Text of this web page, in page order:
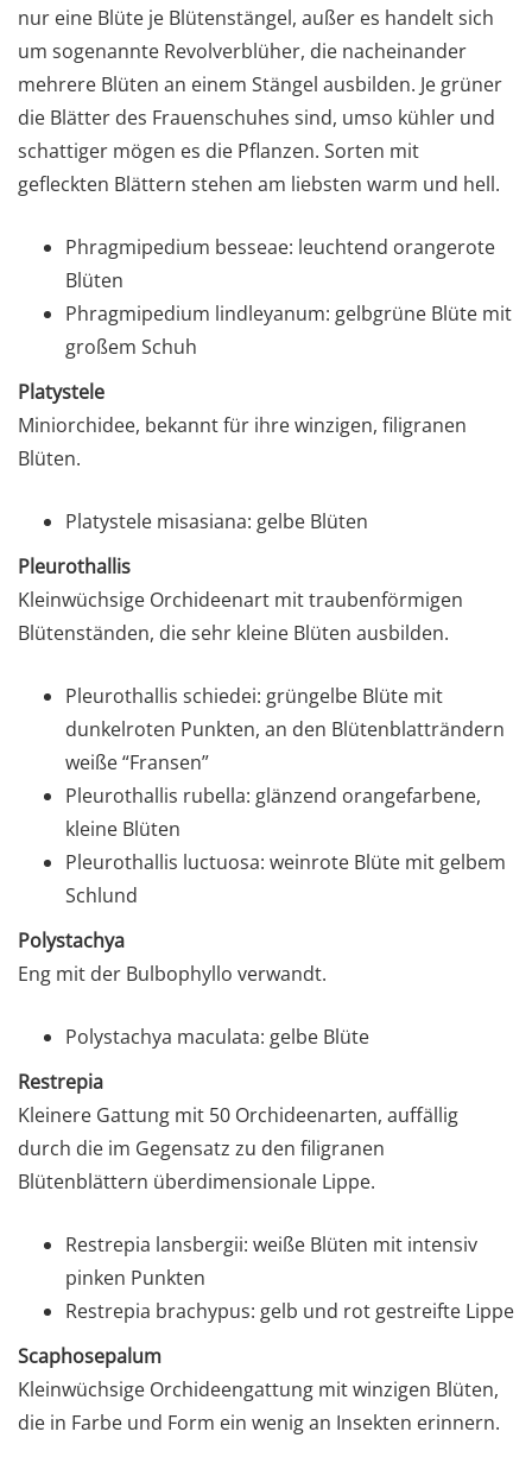
nur eine Blüte je Blütenstängel, außer es handelt sich
um sogenannte Revolverblüher, die nacheinander
mehrere Blüten an einem Stängel ausbilden. Je grüner
die Blätter des Frauenschuhes sind, umso kühler und
schattiger mögen es die Pflanzen. Sorten mit
gefleckten Blättern stehen am liebsten warm und hell.
Phragmipedium besseae: leuchtend orangerote
Blüten
Phragmipedium lindleyanum: gelbgrüne Blüte mit
großem Schuh
Platystele
Miniorchidee, bekannt für ihre winzigen, filigranen
Blüten.
Platystele misasiana: gelbe Blüten
Pleurothallis
Kleinwüchsige Orchideenart mit traubenförmigen
Blütenständen, die sehr kleine Blüten ausbilden.
Pleurothallis schiedei: grüngelbe Blüte mit
dunkelroten Punkten, an den Blütenblatträndern
weiße “Fransen”
Pleurothallis rubella: glänzend orangefarbene,
kleine Blüten
Pleurothallis luctuosa: weinrote Blüte mit gelbem
Schlund
Polystachya
Eng mit der Bulbophyllo verwandt.
Polystachya maculata: gelbe Blüte
Restrepia
Kleinere Gattung mit 50 Orchideenarten, auffällig
durch die im Gegensatz zu den filigranen
Blütenblättern überdimensionale Lippe.
Restrepia lansbergii: weiße Blüten mit intensiv
pinken Punkten
Restrepia brachypus: gelb und rot gestreifte Lippe
Scaphosepalum
Kleinwüchsige Orchideengattung mit winzigen Blüten,
die in Farbe und Form ein wenig an Insekten erinnern.